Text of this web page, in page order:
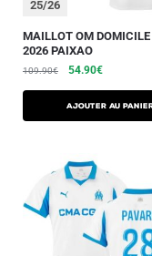
25/26
MAILLOT OM
2026 PAIXAO
109.90€ 54.90€
AJOUTER AU